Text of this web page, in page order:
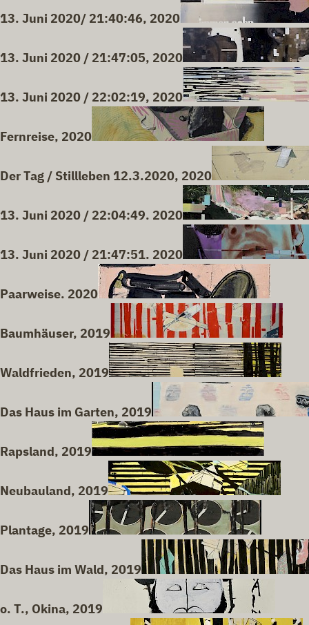
13. Juni 2020/ 21:40:46, 2020
13. Juni 2020 / 21:47:05, 2020
13. Juni 2020 / 22:02:19, 2020
Fernreise, 2020
Der Tag / Stillleben 12.3.2020, 2020
13. Juni 2020 / 22:04:49. 2020
13. Juni 2020 / 21:47:51. 2020
Paarweise. 2020
Baumhäuser, 2019
Waldfrieden, 2019
Das Haus im Garten, 2019
Rapsland, 2019
Neubauland, 2019
Plantage, 2019
Das Haus im Wald, 2019
o. T., Okina, 2019